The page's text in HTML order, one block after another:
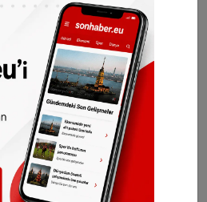
TikTok ve
da takip
bültenimize abone olun,
ülkeleri gündeminden
gün telefonunuza